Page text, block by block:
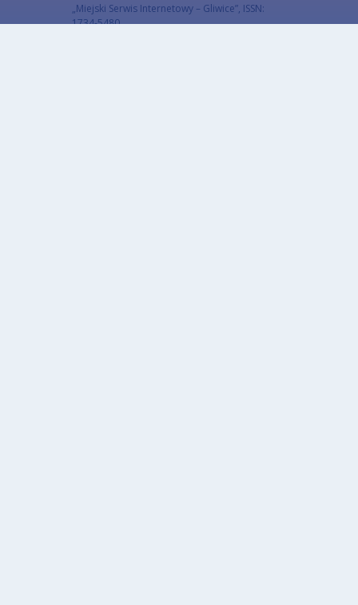
„Miejski Serwis Internetowy – Gliwice”, ISSN:
1734-5480